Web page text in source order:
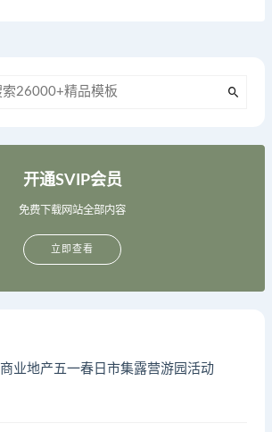
开通SVIP会员
免费下载网站全部内容
立即查看
商业地产五一春日市集露营游园活动